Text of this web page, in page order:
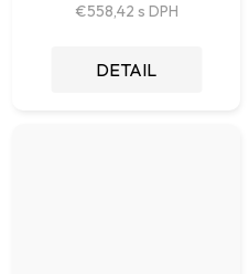
€558,42
DETAIL